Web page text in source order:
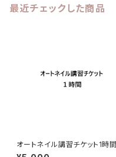
最近チェックした商品
オートネイル講習チケット1時間